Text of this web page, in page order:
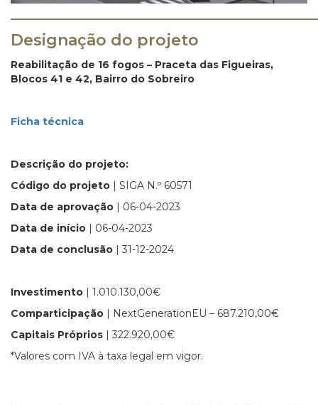
Designação do projeto
Reabilitação de 16 fogos – Praceta das Figueiras,
Blocos 41 e 42, Bairro do Sobreiro
Ficha técnica
Descrição do projeto:
Código do projeto | SIGA N.º 60571
Data de aprovação | 06-04-2023
Data de início | 06-04-2023
Data de conclusão | 31-12-2024
Investimento | 1.010.130,00€
Comparticipação | NextGenerationEU – 687.210,00€
Capitais Próprios | 322.920,00€
*Valores com IVA à taxa legal em vigor.